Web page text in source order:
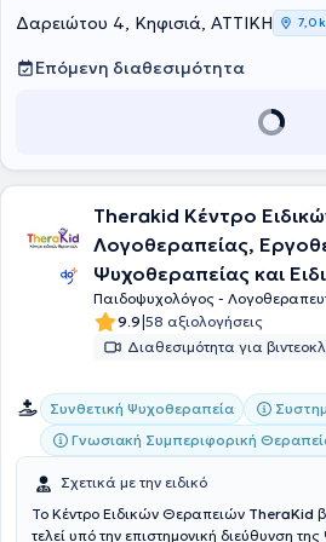
Δαρειώτου 4, Κηφισιά, ΑΤΤΙΚΗ 7,0
Επόμενη διαθεσιμότητα
Therakid Κέντρο
Λογοθεραπείας,
Ψυχοθεραπείας και
Παιδοψυχολόγος -
9.9|58 αξιολογήσεις
Διαθεσιμότητα για
Συνθετική Ψυχοθεραπεία
Γνωσιακή Συμπεριφορική
Σχετικά με την ειδικό
Το Κέντρο Ειδικών Θεραπειών TheraKid
τελεί υπό την επιστημονική διεύθυνση